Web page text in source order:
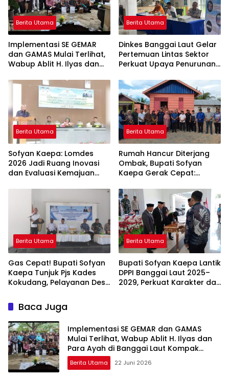
Berita Utama
Implementasi SE GEMAR
dan GAMAS Mulai Terlihat,
Wabup Ablit H. Ilyas dan
Kompak Ambil Rapor Anak
Berita Utama
Dinkes Banggai Laut Gelar
Pertemuan Lintas Sektor
Perkuat Upaya Penurunan
Berita Utama
Sofyan Kaepa: Lomdes
2026 Jadi Ruang Inovasi
dan Evaluasi Kemajuan
Berita Utama
Rumah Hancur Diterjang
Ombak, Bupati Sofyan
Kaepa Gerak Cepat:
Diserahkan!
Berita Utama
Gas Cepat! Bupati Sofyan
Kaepa Tunjuk Pjs Kades
Kokudang, Pelayanan Desa
Berita Utama
Bupati Sofyan Kaepa Lantik
DPPI Banggai Laut 2025–
2029, Perkuat Karakter dan
Baca Juga
Implementasi SE GEMAR dan GAMAS
Mulai Terlihat, Wabup Ablit H. Ilyas dan
Para Ayah di Banggai Laut Kompak
Ambil Rapor Anak
Berita Utama 22 Juni 2026